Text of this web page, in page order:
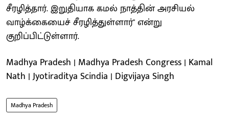
சீரழித்தார். இறுதியாக கமல் நாத்தின் அரசியல்
வாழ்க்கையைச் சீரழித்துள்ளார்" என்று
குறிப்பிட்டுள்ளார்.
Madhya Pradesh | Madhya Pradesh Congress | Kamal
Nath | Jyotiraditya Scindia | Digvijaya Singh
Madhya Pradesh